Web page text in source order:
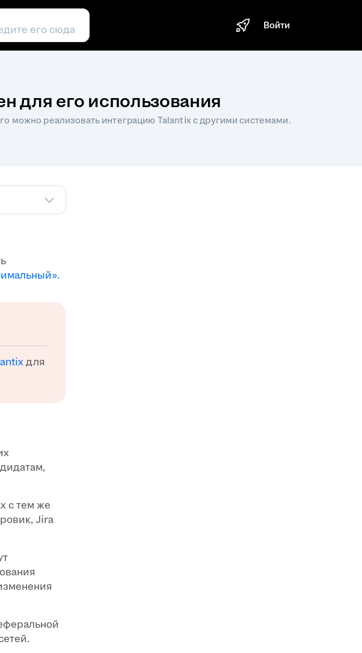
его сюда Войти
для его использования
можно реализовать интеграцию Talantix с другими системами.
для
с тем же
Jira